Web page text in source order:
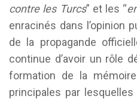
contre les Turcs” et les “
enracinés dans l’opinion
de la propagande
continue d’avoir un rôle
formation de la
principales par